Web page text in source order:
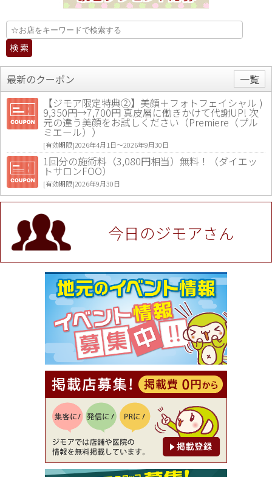
最新のクーポン
一覧
【ジモア限定特典②】美顔＋フォトフェイシャル )
9,350円→7,700円 真皮層に働きかけて代謝UP! 次
元の違う美顔をお試しください（Premiere（プル
ミエール））
[有効期限]2026年4月1日〜2026年9月30日
1回分の施術料（3,080円相当）無料！（ダイエッ
トサロンFOO）
[有効期限]2026年9月30日
値段提示後「ジモア見た」で更に買い取り金額 U
P！※チケットと新品商品は除く（大黒屋 高田馬場
駅前店）
[有効期限]2026年9月30日
★ジモア限定特典★ お会計より全品5％OFF（ナチ
ュラル＆ハンドメイドショップ［マキマキ］）
[有効期限]2026年9月30日まで
【ジモア限定①】初回割引 特価 VIO脱毛11,000円
⇒8,800円（メンズ専門ワックス脱毛サロン Mickle
（ミックル））
[有効期限]2026年9月30日
【ジモア読者特典2】コース 3,500円→3,000円（料
理5品+2時間飲み放題）（創作イタリアン Pia Cu
ore（ピアクオーレ））
[有効期限]2026年9月30日
【ジモア読者特典1】料理全品20％OFF ※18時以
降（創作イタリアン Pia Cuore（ピアクオーレ））
[有効期限]2026年9月30日
【ジモア限定②】初回割引 特価 鼻毛脱毛 半額 2,2
00円⇒1,100円（メンズ専門ワックス脱毛サロン Mi
ckle（ミックル））
[有効期限]2026年9月30日
今日のジモアさん